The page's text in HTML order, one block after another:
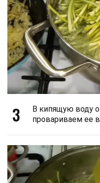
3
В кипящую воду
провариваем ее